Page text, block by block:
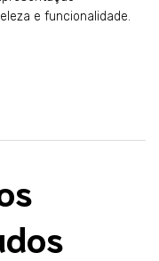
e funcionalidade.